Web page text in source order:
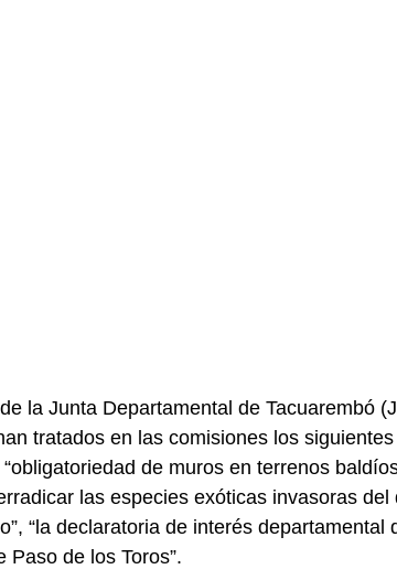
la Junta Departamental de Tacuarembó
tratados en las comisiones los
de muros en terrenos
las especies exóticas invasoras del
“la declaratoria de interés departamental
Paso de los Toros”.